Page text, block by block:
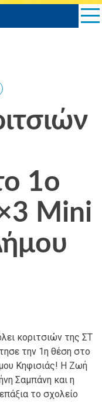
1ο
Μini
κοριτσιών της ΣΤ
την 1η θέση στο
Κηφισιάς! Η Ζωή
Σαμπάνη και η
το σχολείο